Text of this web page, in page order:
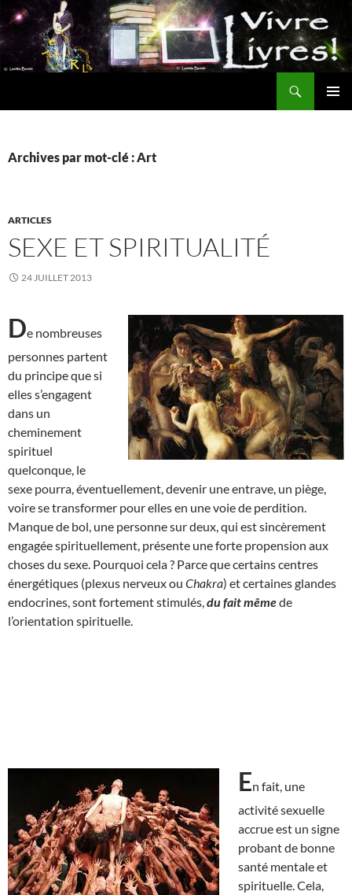
Aller
au
contenu
Archives par mot-clé : Art
ARTICLES
SEXE ET SPIRITUALITÉ
24 JUILLET 2013
De nombreuses
personnes partent
du principe que si
elles s’engagent
dans un
cheminement
spirituel
quelconque, le
sexe pourra, éventuellement, devenir une entrave, un piège,
voire se transformer pour elles en une voie de perdition.
Manque de bol, une personne sur deux, qui est sincèrement
engagée spirituellement, présente une forte propension aux
choses du sexe. Pourquoi cela ? Parce que certains centres
énergétiques (plexus nerveux ou Chakra) et certaines glandes
endocrines, sont fortement stimulés, du fait mêmede
l’orientation spirituelle.
En fait, une
activité sexuelle
accrue est un signe
probant de bonne
santé mentale et
spirituelle. Cela,